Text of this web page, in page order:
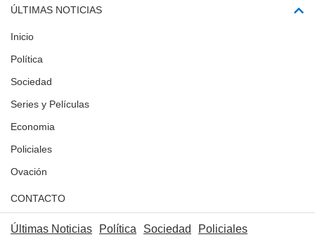
ÚLTIMAS NOTICIAS
Inicio
Política
Sociedad
Series y Películas
Economia
Policiales
Ovación
CONTACTO
Últimas Noticias Política Sociedad Policiales